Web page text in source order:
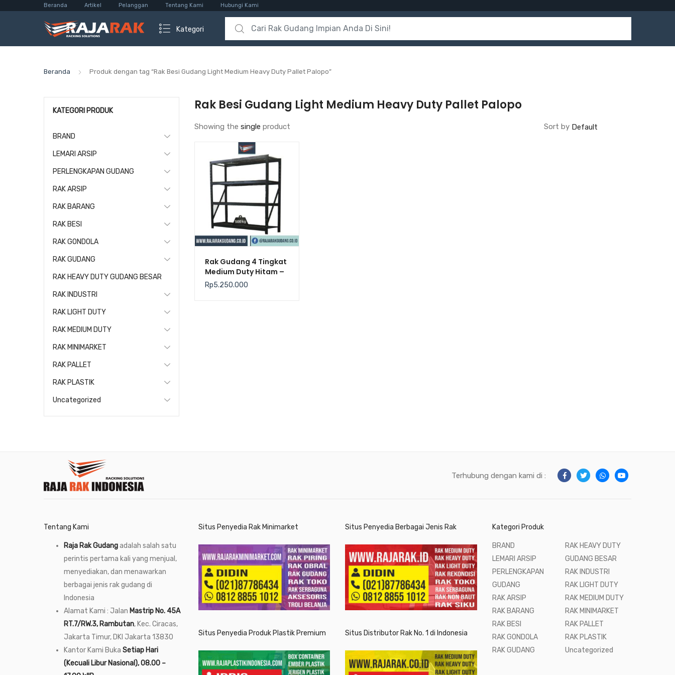
Beranda Artikel Pelanggan Tentang Kami Hubungi Kami
Kategori
Search for:
Beranda Produk dengan tag “Rak Besi Gudang Light Medium Heavy Duty Pallet Palopo”
Rak Besi Gudang Light Medium Heavy Duty Pallet Palopo
Showing the single product Sort by
Rak Gudang 4 Tingkat
Medium Duty Hitam –
Krisbow
Rp5.250.000
KATEGORI PRODUK
BRAND
LEMARI ARSIP
PERLENGKAPAN GUDANG
RAK ARSIP
RAK BARANG
RAK BESI
RAK GONDOLA
RAK GUDANG
RAK HEAVY DUTY GUDANG BESAR
RAK INDUSTRI
RAK LIGHT DUTY
RAK MEDIUM DUTY
RAK MINIMARKET
RAK PALLET
RAK PLASTIK
Uncategorized
Terhubung dengan kami di :
Tentang Kami
Raja Rak Gudangadalah salah satu
perintis pertama kali yang menjual,
menyediakan, dan menawarkan
berbagai jenis rak gudang di
Indonesia
Alamat Kami : Jalan Mastrip No. 45A
RT.7/RW.3, Rambutan, Kec. Ciracas,
Jakarta Timur, DKI Jakarta 13830
Kantor Kami Buka Setiap Hari
(Kecuali Libur Nasional), 08.00 –
Situs Penyedia Rak Minimarket
Situs Penyedia Produk Plastik Premium
Situs Penyedia Berbagai Jenis Rak
Situs Distributor Rak No. 1 di Indonesia
Kategori Produk
BRAND
LEMARI ARSIP
PERLENGKAPAN
GUDANG
RAK ARSIP
RAK BARANG
RAK BESI
RAK GONDOLA
RAK GUDANG
RAK HEAVY DUTY
GUDANG BESAR
RAK INDUSTRI
RAK LIGHT DUTY
RAK MEDIUM DUTY
RAK MINIMARKET
RAK PALLET
RAK PLASTIK
Uncategorized